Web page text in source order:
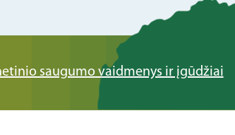
saugumo vaidmenys ir įgūdžiai